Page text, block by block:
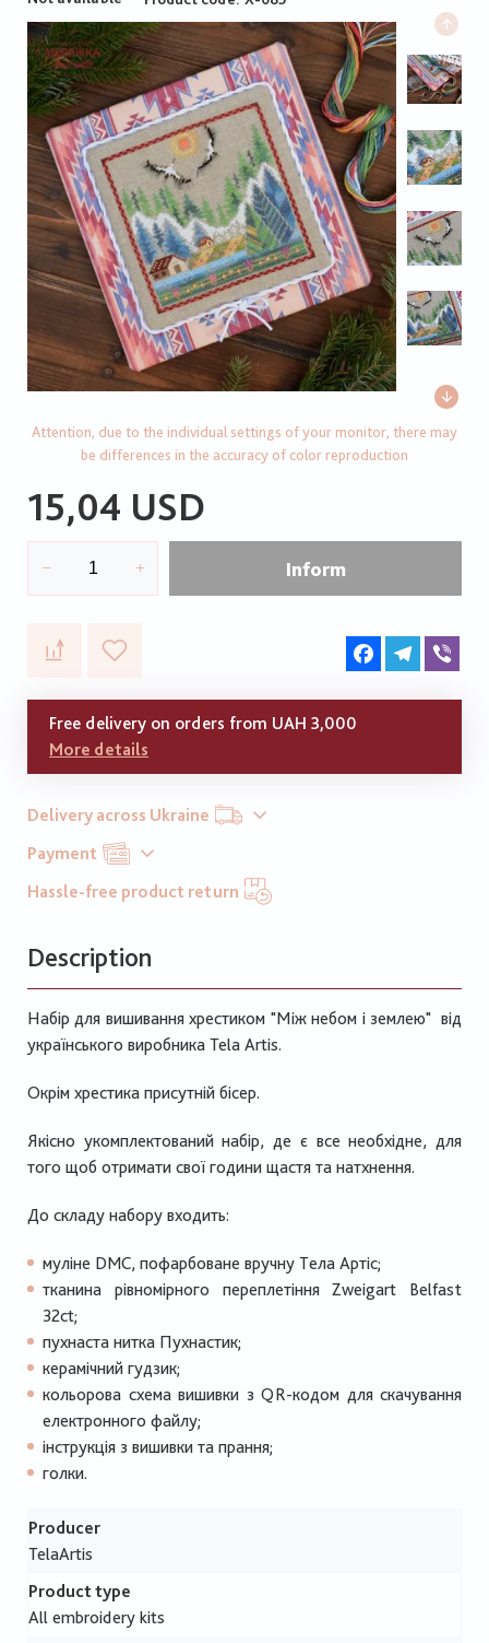
Attention, due to the individual settings of your monitor, there may
be differences in the accuracy of color reproduction
15,04 USD
Inform
FacebookTelegram
Free delivery on orders from UAH 3,000
More details
Delivery across Ukraine
Payment
Hassle-free product return
Description
Набір для вишивання хрестиком "Між небом і землею" від
українського виробника Tela Artis.
Окрім хрестика присутній бісер.
Якісно укомплектований набір, де є все необхідне, для
того щоб отримати свої години щастя та натхнення.
До складу набору входить:
муліне DMC, пофарбоване вручну Тела Артіс;
тканина рівномірного переплетіння Zweigart Belfast
32ct;
пухнаста нитка Пухнастик;
керамічний гудзик;
кольорова схема вишивки з QR-кодом для скачування
електронного файлу;
інструкція з вишивки та прання;
голки.
Producer
TelaArtis
Product type
All embroidery kits